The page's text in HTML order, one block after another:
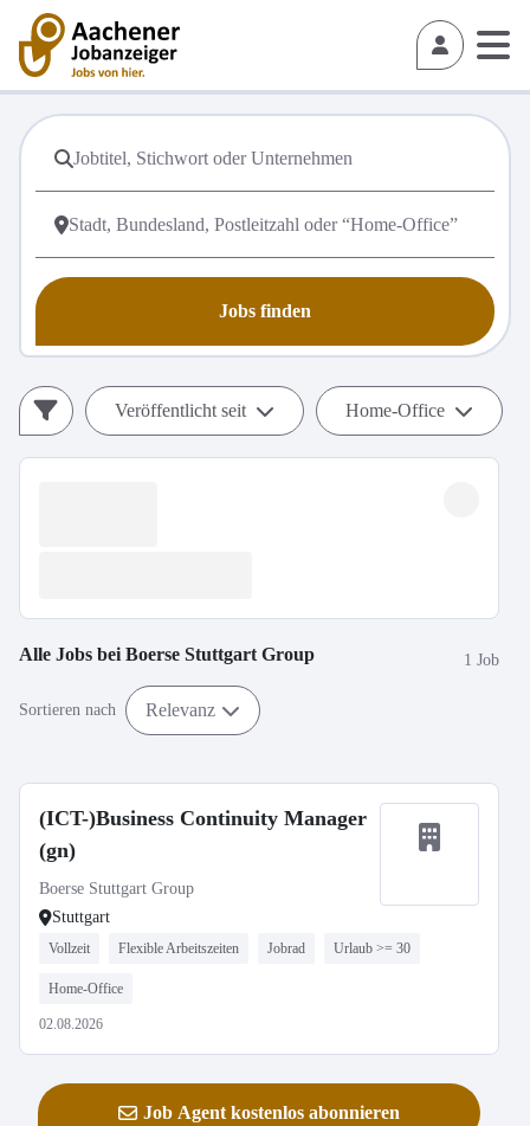
Jobs finden
Veröffentlicht seit Home-Office
Alle Jobs bei Boerse Stuttgart Group 1 Job
Sortieren nach Relevanz
(ICT-)Business Continuity Manager
(gn)
Boerse Stuttgart Group
Stuttgart
Vollzeit Flexible Arbeitszeiten Jobrad Urlaub >= 30
Home-Office
02.08.2026
Job Agent kostenlos abonnieren